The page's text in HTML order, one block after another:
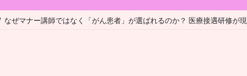
なぜマナー講師ではなく「がん患者」が選ばれるのか？ 医療接遇研修が